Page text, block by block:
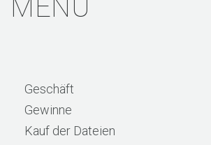
MENU
Geschäft
Gewinne
Kauf der Dateien